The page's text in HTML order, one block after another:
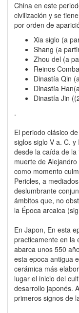
China en este
civilización y se
por orden de
Xia siglo (a
Shang (a
Zhou del (a
Reinos
Dinastía Qin
Dinastía
Dinastía Jin
.
El periodo clásico
siglos siglo V a. C.
desde la caída de
muerte de
como momento
Pericles, a
deslumbrante
ámbitos que, no
la Época arcaica
En Japon, En esta epoca
practicamente en la
abarca unos 550
esta epoca antigua
cerámica más
lugar el inicio del
desarrollo japonés.
primeros signos de